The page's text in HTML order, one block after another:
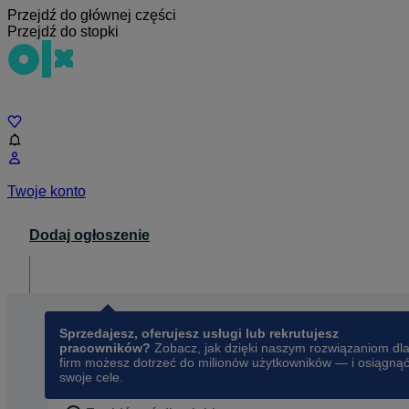
Przejdź do głównej części
Przejdź do stopki
Twoje konto
Dodaj ogłoszenie
Sprzedajesz, oferujesz usługi lub rekrutujesz
pracowników? Zobacz, jak dzięki naszym rozwiązaniom dla
firm możesz dotrzeć do milionów użytkowników — i osiągnąć
swoje cele.